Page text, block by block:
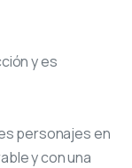
y es
personajes en
y con una